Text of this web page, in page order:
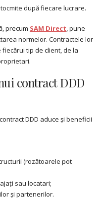
după fiecare lucrare.
precum SAM Direct, pune
normelor. Contractele lor
tip de client, de la
contract DDD
DDD aduce și beneficii
(rozătoarele pot
sau locatari;
și partenerilor.